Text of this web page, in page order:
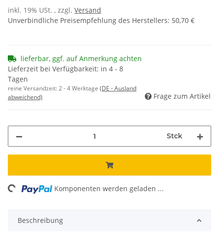
inkl. 19% USt. , zzgl. Versand
Unverbindliche Preisempfehlung des Herstellers: 50,70 €
lieferbar, ggf. auf Anmerkung achten
Lieferzeit bei Verfügbarkeit: in 4 - 8
Tagen
reine Versandzeit:2 - 4 Werktage (DE - Ausland
abweichend)
Frage zum Artikel
Stck
Loading... Komponenten werden geladen ...
Beschreibung